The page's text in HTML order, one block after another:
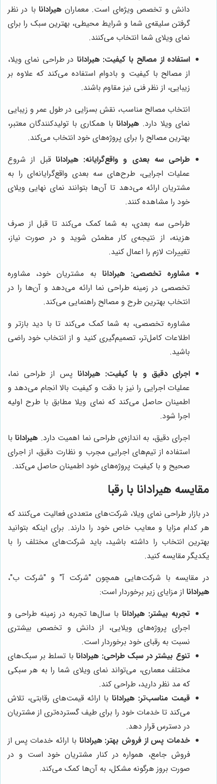
دانش و تخصص ویژه‌ای است. معماران هیرادانابا در نظر
گرفتن سلیقه‌ی شما و شرایط محیطی، بهترین سبک را برای
نمای ویلای شما انتخاب می‌کنند.
استفاده از مصالح با کیفیت: هیرادانا در طراحی نمای ویلا،
از مصالح با کیفیت و بادوام استفاده می‌کند که علاوه بر
زیبایی، از نظر فنی نیز مقاوم باشند.
انتخاب مصالح مناسب، نقش بسزایی در طول عمر و زیبایی
نمای ویلا دارد. هیرادانابا همکاری با تولیدکنندگان معتبر،
بهترین مصالح را برای پروژه‌های خود انتخاب می‌کند.
طراحی سه بعدی و واقع‌گرایانه: هیرادانا قبل از شروع
عملیات اجرایی، طرح‌های سه بعدی واقع‌گرایانه‌ای را به
مشتریان ارائه می‌دهد تا آن‌ها بتوانند نمای نهایی ویلای
خود را مشاهده کنند.
طراحی سه بعدی، به شما کمک می‌کند تا قبل از صرف
هزینه، از نتیجه‌ی کار مطمئن شوید و در صورت نیاز،
تغییرات لازم را اعمال کنید.
مشاوره تخصصی: هیرادانا به مشتریان خود، مشاوره
تخصصی در زمینه طراحی نما ارائه می‌دهد و آن‌ها را در
انتخاب بهترین طرح و مصالح راهنمایی می‌کند.
مشاوره تخصصی، به شما کمک می‌کند تا با دید بازتر و
اطلاعات کامل‌تر، تصمیم‌گیری کنید و از انتخاب خود راضی
باشید.
اجرای دقیق و با کیفیت: هیرادانا پس از طراحی نما،
عملیات اجرایی را نیز با دقت و کیفیت بالا انجام می‌دهد و
اطمینان حاصل می‌کند که نمای ویلا مطابق با طرح اولیه
اجرا شود.
اجرای دقیق، به اندازه‌ی طراحی نما اهمیت دارد. هیرادانابا
استفاده از تیم‌های اجرایی مجرب و نظارت دقیق، از اجرای
صحیح و با کیفیت پروژه‌های خود اطمینان حاصل می‌کند.
مقایسه هیرادانا با رقبا
در بازار طراحی نمای ویلا، شرکت‌های متعددی فعالیت می‌کنند که
هر کدام مزایا و معایب خاص خود را دارند. برای اینکه بتوانید
بهترین انتخاب را داشته باشید، باید شرکت‌های مختلف را با
یکدیگر مقایسه کنید.
در مقایسه با شرکت‌هایی همچون "شرکت آ" و "شرکت ب"،
هیرادانا از مزایای زیر برخوردار است:
تجربه بیشتر: هیرادانابا سال‌ها تجربه در زمینه طراحی و
اجرای پروژه‌های ویلایی، از دانش و تخصص بیشتری
نسبت به رقبای خود برخوردار است.
تنوع بیشتر در سبک طراحی: هیرادانابا تسلط بر سبک‌های
مختلف معماری، می‌تواند نمای ویلای شما را به هر سبکی
که مد نظر دارید، طراحی کند.
قیمت مناسب‌تر: هیرادانا با ارائه قیمت‌های رقابتی، تلاش
می‌کند تا خدمات خود را برای طیف گسترده‌تری از مشتریان
در دسترس قرار دهد.
خدمات پس از فروش بهتر: هیرادانا با ارائه خدمات پس از
فروش جامع، همواره در کنار مشتریان خود است و در
صورت بروز هرگونه مشکل، به آن‌ها کمک می‌کند.